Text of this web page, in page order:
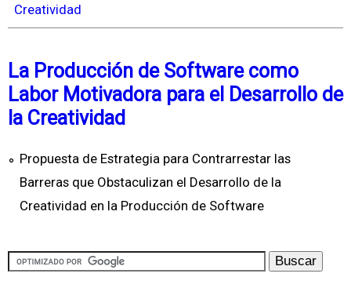
Creatividad
La Producción de Software como
Labor Motivadora para el Desarrollo de
la Creatividad
Propuesta de Estrategia para Contrarrestar las
Barreras que Obstaculizan el Desarrollo de la
Creatividad en la Producción de Software